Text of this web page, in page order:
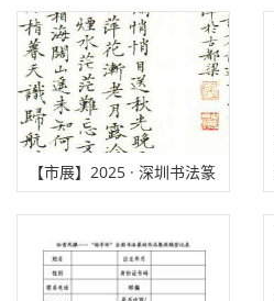
奋楫自贸港”全国书法作品
展览征稿启事（2025年8月
13日截稿）
【市展】2025 · 深圳书法篆
刻年度展征稿启事（2025年
8月15日截稿）